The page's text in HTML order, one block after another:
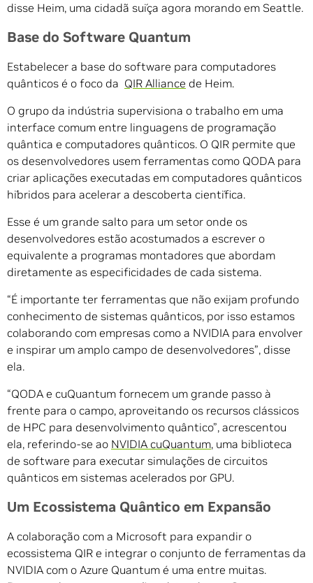
disse Heim, uma cidadã suíça agora morando em Seattle.
Base do Software Quantum
Estabelecer a base do software para computadores
quânticos é o foco da QIR Alliance de Heim.
O grupo da indústria supervisiona o trabalho em uma
interface comum entre linguagens de programação
quântica e computadores quânticos. O QIR permite que
os desenvolvedores usem ferramentas como QODA para
criar aplicações executadas em computadores quânticos
híbridos para acelerar a descoberta científica.
Esse é um grande salto para um setor onde os
desenvolvedores estão acostumados a escrever o
equivalente a programas montadores que abordam
diretamente as especificidades de cada sistema.
“É importante ter ferramentas que não exijam profundo
conhecimento de sistemas quânticos, por isso estamos
colaborando com empresas como a NVIDIA para envolver
e inspirar um amplo campo de desenvolvedores”, disse
ela.
“QODA e cuQuantum fornecem um grande passo à
frente para o campo, aproveitando os recursos clássicos
de HPC para desenvolvimento quântico”, acrescentou
ela, referindo-se ao NVIDIA cuQuantum, uma biblioteca
de software para executar simulações de circuitos
quânticos em sistemas acelerados por GPU.
Um Ecossistema Quântico em Expansão
A colaboração com a Microsoft para expandir o
ecossistema QIR e integrar o conjunto de ferramentas da
NVIDIA com o Azure Quantum é uma entre muitas.